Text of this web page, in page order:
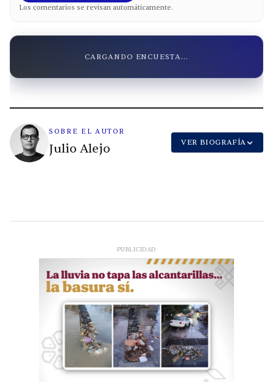
Los comentarios se revisan automáticamente.
CARGANDO ENCUESTA...
SOBRE EL AUTOR
Julio Alejo VER BIOGRAFÍA
PUBLICIDAD